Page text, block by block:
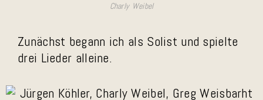
Charly Weibel
Zunächst begann ich als Solist und spielte
drei Lieder alleine.